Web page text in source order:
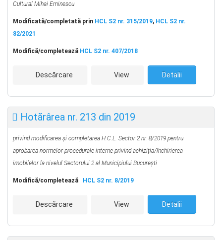
Cultural Mihai Eminescu
Modificată/completată prin HCL S2 nr. 315/2019, HCL S2 nr.
82/2021
Modifică/completează HCL S2 nr. 407/2018
Descărcare View Detalii
Hotărârea nr. 213 din 2019
privind modificarea şi completarea H.C.L. Sector 2 nr. 8/2019 pentru
aprobarea normelor procedurale interne privind achiziția/închirierea
imobilelor la nivelul Sectorului 2 al Municipiului București
Modifică/completează HCL S2 nr. 8/2019
Descărcare View Detalii